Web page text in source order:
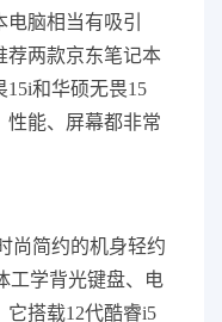
脑相当有吸引
荐两款京东笔记本
和华硕无畏15
性能、屏幕都非常
尚简约的机身轻约
工学背光键盘、电
它搭载12代酷睿i5